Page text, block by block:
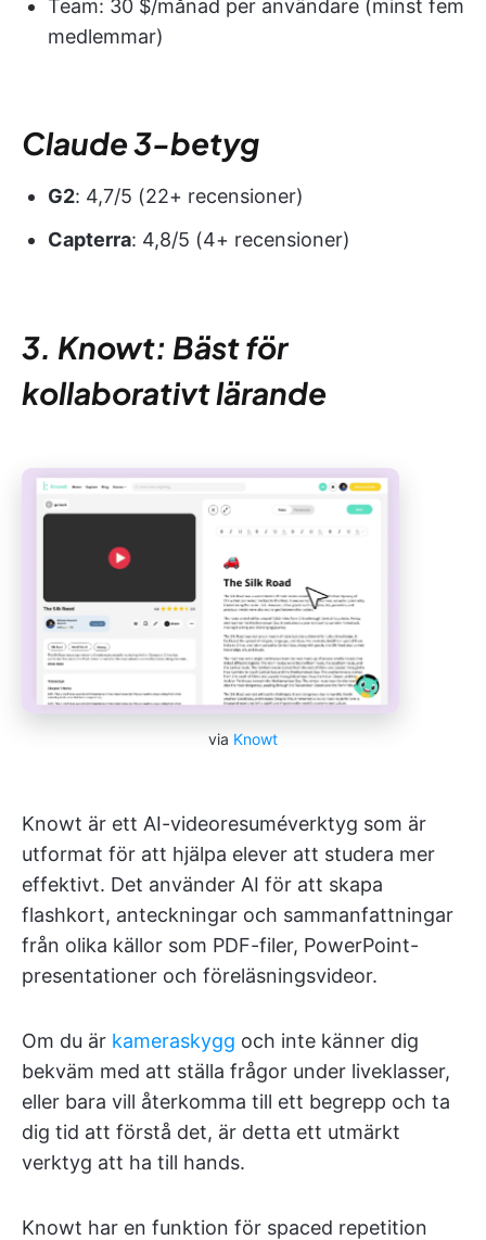
Team: 30 $/månad per användare (minst fem
medlemmar)
Claude 3-betyg
G2: 4,7/5 (22+ recensioner)
Capterra: 4,8/5 (4+ recensioner)
3. Knowt: Bäst för
kollaborativt lärande
via Knowt
Knowt är ett AI-videoresuméverktyg som är
utformat för att hjälpa elever att studera mer
effektivt. Det använder AI för att skapa
flashkort, anteckningar och sammanfattningar
från olika källor som PDF-filer, PowerPoint-
presentationer och föreläsningsvideor.
Om du är kameraskygg och inte känner dig
bekväm med att ställa frågor under liveklasser,
eller bara vill återkomma till ett begrepp och ta
dig tid att förstå det, är detta ett utmärkt
verktyg att ha till hands.
Knowt har en funktion för spaced repetition